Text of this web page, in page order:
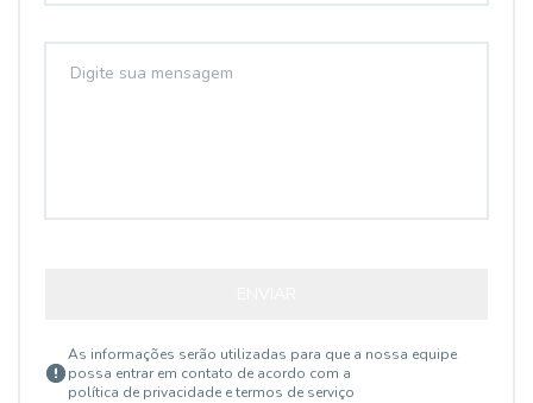
As informações serão utilizadas para que a nossa equipe
possa entrar em contato de acordo com a
política de privacidade e termos de serviço